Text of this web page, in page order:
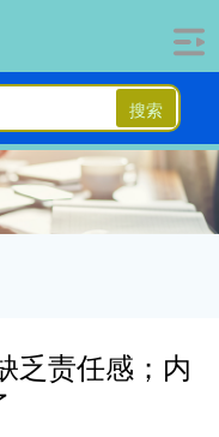
搜索
乏责任感；内